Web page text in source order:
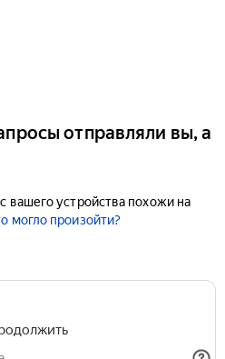
отправляли вы, а
вашего устройства похожи на
могло произойти?